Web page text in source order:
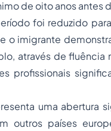
de oito anos antes
foi reduzido
o imigrante
através de
profissionais
uma abertura
outros países